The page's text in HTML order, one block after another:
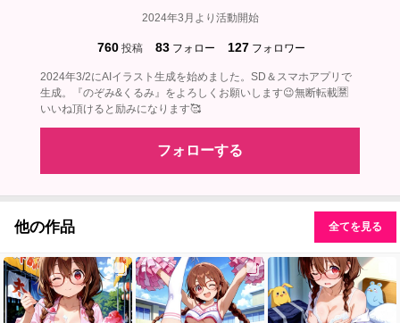
2024年3月より活動開始
760 投稿 83 フォロー 127 フォロワー
2024年3/2にAIイラスト生成を始めました。SD＆スマホアプリで
生成。『のぞみ&くるみ』をよろしくお願いします😉無断転載🈲
いいね頂けると励みになります🥰
フォローする
他の作品 全てを見る